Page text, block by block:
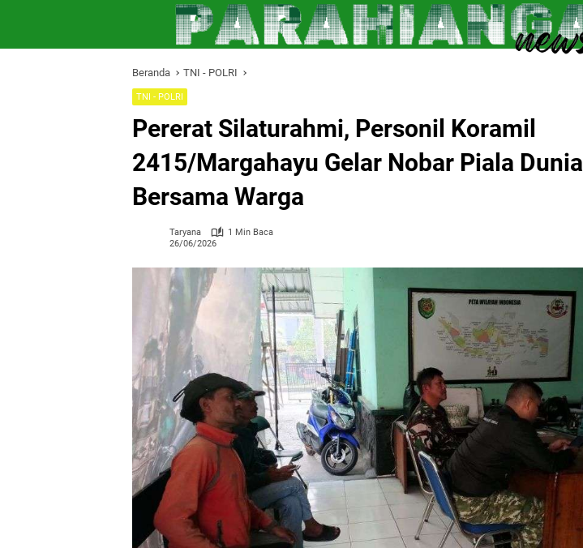
Beranda TNI - POLRI
TNI - POLRI
Pererat Silaturahmi, Personil Koramil
2415/Margahayu Gelar Nobar Piala Dunia
Bersama Warga
Taryana
1 Min Baca
26/06/2026